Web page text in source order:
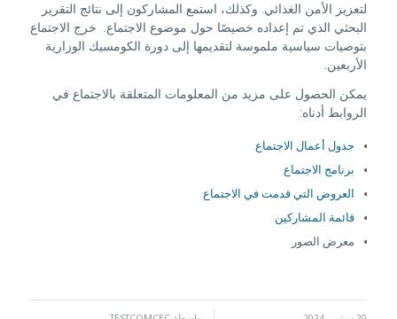
لتعزيز الأمن الغذائي. وكذلك، استمع المشاركون إلى نتائج التقرير
البحثي الذي تم إعداده خصيصًا حول موضوع الاجتماع. خرج الاجتماع
بتوصيات سياسية ملموسة لتقديمها إلى دورة الكومسيك الوزارية
الأربعين.
يمكن الحصول على مزيد من المعلومات المتعلقة بالاجتماع في
الروابط أدناه:
جدول أعمال الاجتماع
برنامج الاجتماع
العروض التي قدمت في الاجتماع
قائمة المشاركين
معرض الصور